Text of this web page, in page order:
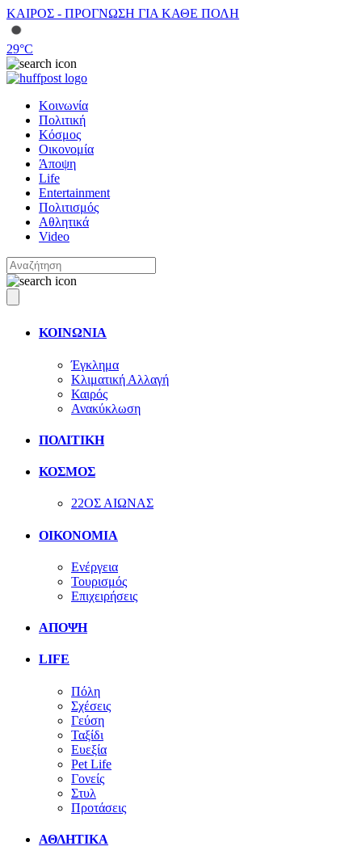
ΚΑΙΡΟΣ - ΠΡΟΓΝΩΣΗ ΓΙΑ ΚΑΘΕ ΠΟΛΗ
29°C
Κοινωνία
Πολιτική
Κόσμος
Οικονομία
Άποψη
Life
Entertainment
Πολιτισμός
Αθλητικά
Video
ΚΟΙΝΩΝΙΑ
Έγκλημα
Κλιματική Αλλαγή
Καιρός
Ανακύκλωση
ΠΟΛΙΤΙΚΗ
ΚΟΣΜΟΣ
22ΟΣ ΑΙΩΝΑΣ
ΟΙΚΟΝΟΜΙΑ
Ενέργεια
Τουρισμός
Επιχειρήσεις
ΑΠΟΨΗ
LIFE
Πόλη
Σχέσεις
Γεύση
Ταξίδι
Ευεξία
Pet Life
Γονείς
Στυλ
Προτάσεις
ΑΘΛΗΤΙΚΑ